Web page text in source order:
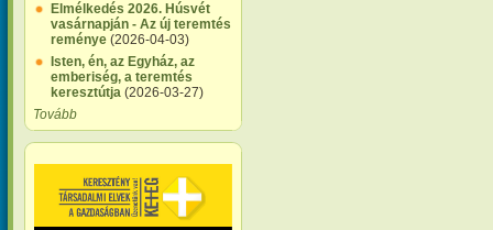
Elmélkedés 2026. Húsvét
vasárnapján - Az új teremtés
reménye (2026-04-03)
Isten, én, az Egyház, az
emberiség, a teremtés
keresztútja (2026-03-27)
Tovább